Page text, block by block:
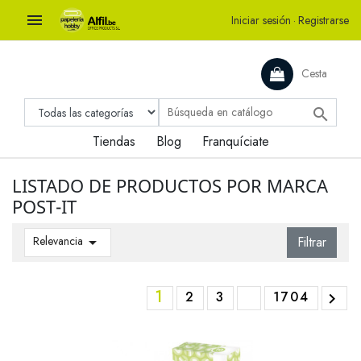
 Iniciar sesión · Registrarse
Cesta

Tiendas Blog Franquíciate
LISTADO DE PRODUCTOS POR MARCA
POST-IT
Relevancia  Filtrar
1 2 3 1704 